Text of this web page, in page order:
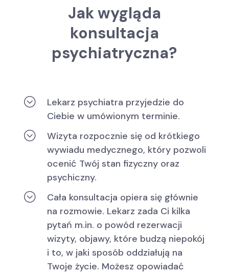
Jak wygląda
konsultacja
psychiatryczna?
;
Lekarz psychiatra przyjedzie do
Ciebie w umówionym terminie.
;
Wizyta rozpocznie się od krótkiego
wywiadu medycznego, który pozwoli
ocenić Twój stan fizyczny oraz
psychiczny.
;
Cała konsultacja opiera się głównie
na rozmowie. Lekarz zada Ci kilka
pytań m.in. o powód rezerwacji
wizyty, objawy, które budzą niepokój
i to, w jaki sposób oddziałują na
Twoje życie. Możesz opowiadać